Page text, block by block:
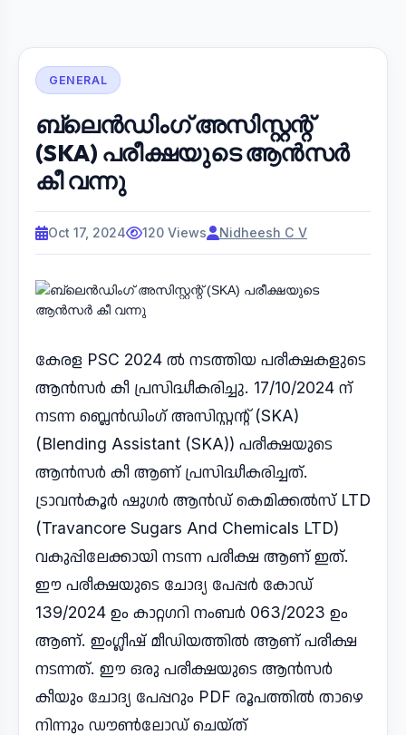
GENERAL
ബ്ലെൻഡിംഗ് അസിസ്റ്റന്റ്
(SKA) പരീക്ഷയുടെ ആൻസർ
കീ വന്നു
Oct 17, 2024 120 Views Nidheesh C V
കേരള PSC 2024 ൽ നടത്തിയ പരീക്ഷകളുടെ
ആൻസർ കീ പ്രസിദ്ധീകരിച്ചു. 17/10/2024 ന്
നടന്ന ബ്ലെൻഡിംഗ് അസിസ്റ്റന്റ് (SKA)
(Blending Assistant (SKA)) പരീക്ഷയുടെ
ആൻസർ കീ ആണ് പ്രസിദ്ധീകരിച്ചത്.
ട്രാവൻകൂർ ഷുഗർ ആൻഡ് കെമിക്കൽസ് LTD
(Travancore Sugars And Chemicals LTD)
വകുപ്പിലേക്കായി നടന്ന പരീക്ഷ ആണ് ഇത്.
ഈ പരീക്ഷയുടെ ചോദ്യ പേപ്പർ കോഡ്
139/2024 ഉം കാറ്റഗറി നംബർ 063/2023 ഉം
ആണ്. ഇംഗ്ലീഷ് മീഡിയത്തിൽ ആണ് പരീക്ഷ
നടന്നത്. ഈ ഒരു പരീക്ഷയുടെ ആൻസർ
കീയും ചോദ്യ പേപ്പറും PDF രൂപത്തിൽ താഴെ
നിന്നും ഡൗൺലോഡ് ചെയ്ത്